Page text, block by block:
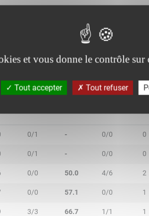
20.0
0/1 - 0/0 0
0/1 - 0/0 0
0/0 50.0 4/6 2
0/0 57.1 0/0 1
3/3 66.7 1/1 1
et vous donne le contrôle
Tout accepter Tout refuser